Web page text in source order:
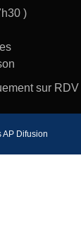
)
sur RDV
AP Difusion